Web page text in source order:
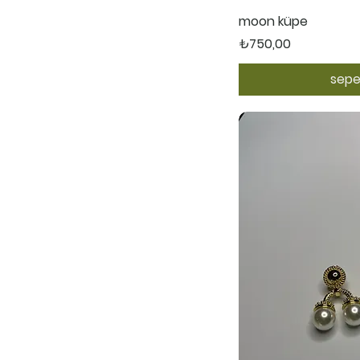
moon küpe
Fiyat
₺750,00